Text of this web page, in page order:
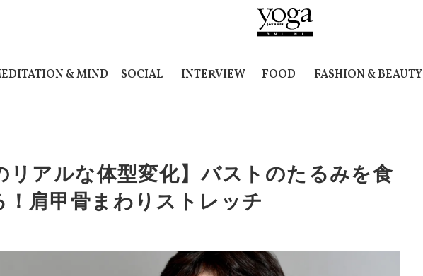
& MIND SOCIAL INTERVIEW FOOD FASHION & BEAUTY
リアルな体型変化】バストのたるみを食
！肩甲骨まわりストレッチ